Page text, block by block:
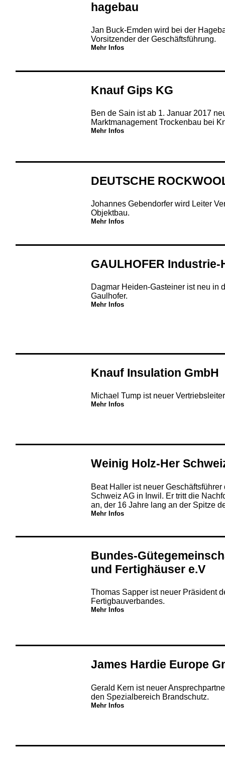
hagebau
Jan Buck-Emden wird bei der
Vorsitzender der Geschäftsführung.
Mehr Infos
Knauf Gips KG
Ben de Sain ist ab 1. Januar 2017
Marktmanagement Trockenbau bei
Mehr Infos
DEUTSCHE
Johannes Gebendorfer wird Leiter
Objektbau.
Mehr Infos
GAULHOFER
Dagmar Heiden-Gasteiner ist neu in
Gaulhofer.
Mehr Infos
Knauf Insulation GmbH
Michael Tump ist neuer
Mehr Infos
Weinig Holz-Her
Beat Haller ist neuer
Schweiz AG in Inwil. Er tritt die
an, der 16 Jahre lang an der Spitze
Mehr Infos
Bundes-
und Fertighäuser e.V
Thomas Sapper ist neuer Präsident
Fertigbauverbandes.
Mehr Infos
James Hardie Europe
Gerald Kern ist neuer
den Spezialbereich Brandschutz.
Mehr Infos